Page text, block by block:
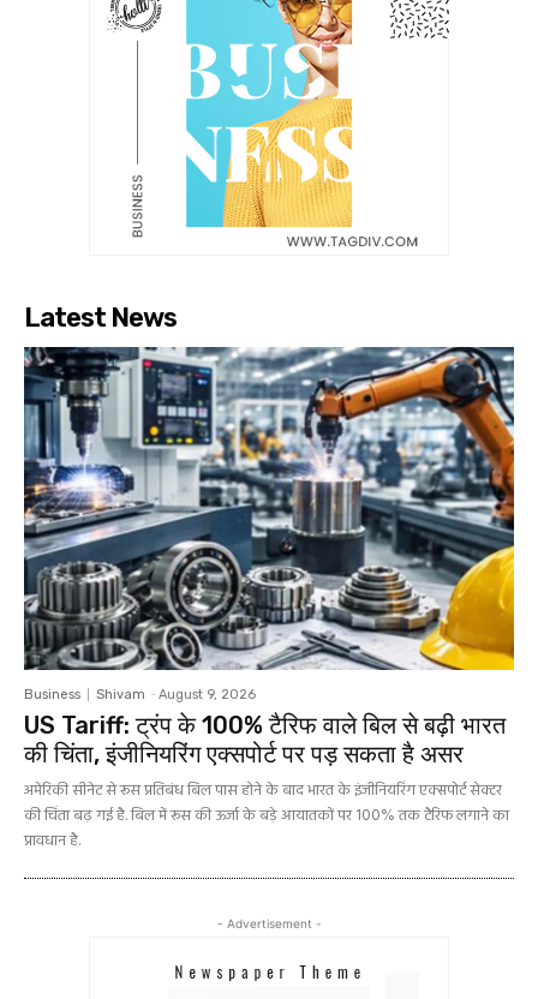
Latest News
Business Shivam - August 9, 2026
US Tariff: ट्रंप के 100% टैरिफ वाले बिल से बढ़ी भारत
की चिंता, इंजीनियरिंग एक्सपोर्ट पर पड़ सकता है असर
अमेरिकी सीनेट से रूस प्रतिबंध बिल पास होने के बाद भारत के इंजीनियरिंग एक्सपोर्ट सेक्टर
की चिंता बढ़ गई है. बिल में रूस की ऊर्जा के बड़े आयातकों पर 100% तक टैरिफ लगाने का
प्रावधान है.
- Advertisement -